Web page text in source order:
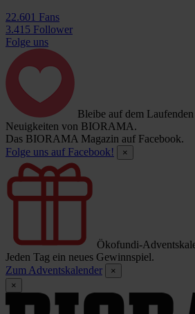
22.601 Fans
3.415 Follower
Folge uns
Bleibe auf dem
Neuigkeiten von BIORAMA.
Das BIORAMA Magazin auf Facebook.
Folge uns auf Facebook!
×
Ökofundi-
Jeden Tag ein neues Gewinnspiel.
Zum Adventskalender
×
×